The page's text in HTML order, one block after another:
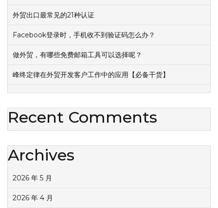
外贸出口最常见的21种认证
Facebook登录时，手机收不到验证码怎么办？
做外贸，有哪些免费邮箱工具可以选择呢？
峰终定律在外贸开发客户工作中的应用【必备干货】
Recent Comments
Archives
2026 年 5 月
2026 年 4 月